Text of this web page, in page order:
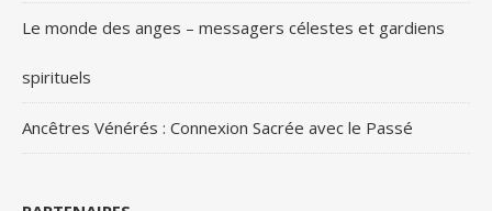
Le monde des anges – messagers célestes et gardiens
spirituels
Ancêtres Vénérés : Connexion Sacrée avec le Passé